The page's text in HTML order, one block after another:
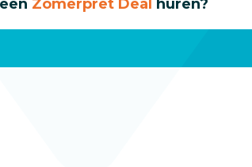
Zomerpret Deal huren?